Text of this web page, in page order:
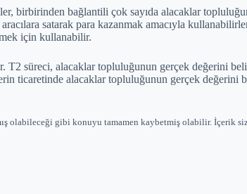
birbirinden bağlantili çok sayıda alacaklar
satarak para kazanmak amacıyla
için kullanabilir.
süreci, alacaklar topluluğunun gerçek değerini
ticaretinde alacaklar topluluğunun gerçek
olabileceği gibi konuyu tamamen kaybetmiş olabilir. İçerik